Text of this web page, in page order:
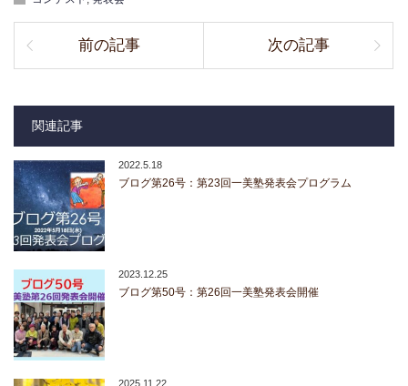
前の記事 次の記事
関連記事
2022.5.18
ブログ第26号：第23回一美塾発表会プログラム
2023.12.25
ブログ第50号：第26回一美塾発表会開催
2025.11.22